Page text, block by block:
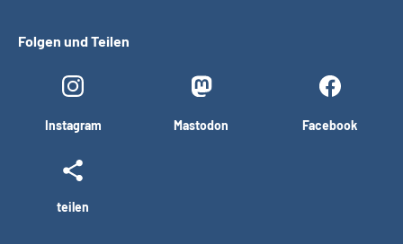
Folgen und Teilen
Instagram Mastodon Facebook
teilen